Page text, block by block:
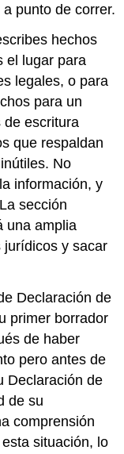
punto de correr.
hechos
el lugar para
legales, o para
para un
de escritura
que respaldan
No
información, y
sección
una amplia
jurídicos y sacar
Declaración de
primer borrador
de haber
pero antes de
Declaración de
de su
comprensión
situación, lo